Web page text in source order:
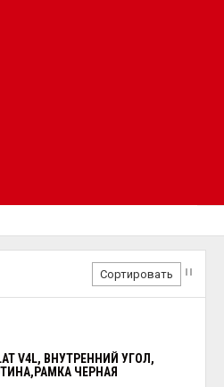
Сортировать
V4L, ВНУТРЕННИЙ УГОЛ,
ЧЕРНАЯ